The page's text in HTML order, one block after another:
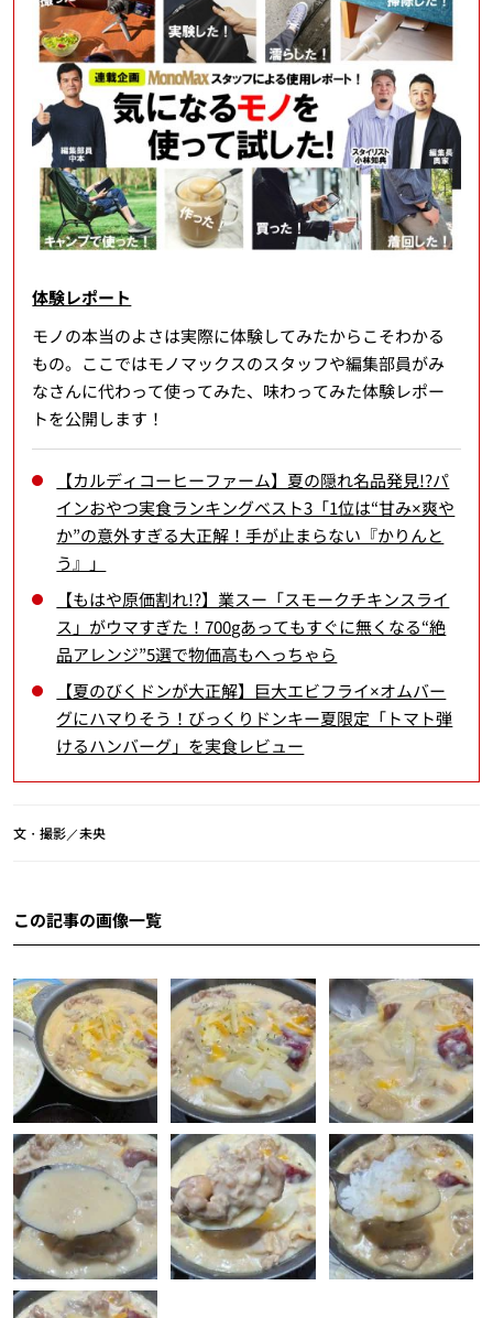
体験レポート
モノの本当のよさは実際に体験してみたからこそわかる
もの。ここではモノマックスのスタッフや編集部員がみ
なさんに代わって使ってみた、味わってみた体験レポー
トを公開します！
【カルディコーヒーファーム】夏の隠れ名品発見!?パ
インおやつ実食ランキングベスト3「1位は“甘み×爽や
か”の意外すぎる大正解！手が止まらない『かりんと
う』」
【もはや原価割れ!?】業スー「スモークチキンスライ
ス」がウマすぎた！700gあってもすぐに無くなる“絶
品アレンジ”5選で物価高もへっちゃら
【夏のびくドンが大正解】巨大エビフライ×オムバー
グにハマりそう！びっくりドンキー夏限定「トマト弾
けるハンバーグ」を実食レビュー
文・撮影／未央
この記事の画像一覧